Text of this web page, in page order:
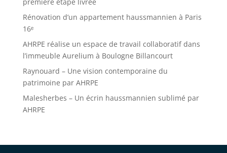
Rénovation d’un appartement haussmannien à Paris
16ᵉ
AHRPE réalise un espace de travail collaboratif dans
l’immeuble Aurelium à Boulogne Billancourt
Raynouard – Une vision contemporaine du
patrimoine par AHRPE
Malesherbes – Un écrin haussmannien sublimé par
AHRPE